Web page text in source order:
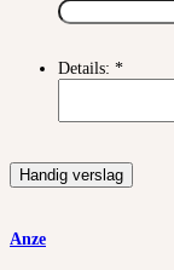
Details: *
Handig verslag
Anze